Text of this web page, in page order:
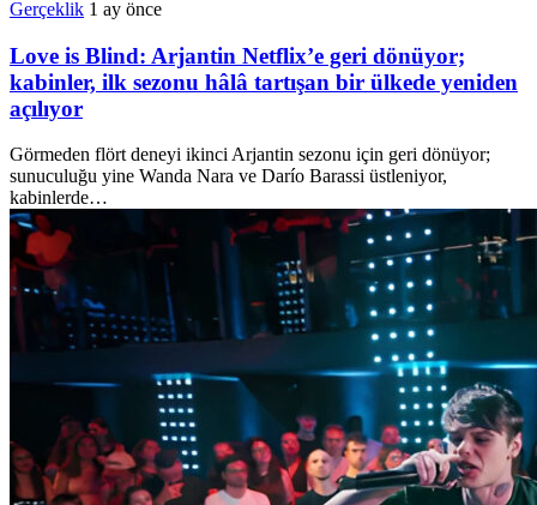
Gerçeklik 1 ay önce
Love is Blind: Arjantin Netflix’e geri dönüyor;
kabinler, ilk sezonu hâlâ tartışan bir ülkede yeniden
açılıyor
Görmeden flört deneyi ikinci Arjantin sezonu için geri dönüyor;
sunuculuğu yine Wanda Nara ve Darío Barassi üstleniyor,
kabinlerde…